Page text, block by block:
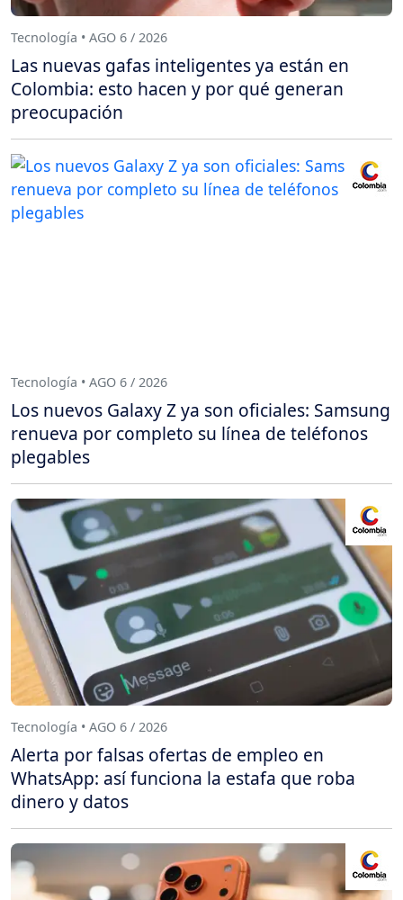
Tecnología • AGO 6 / 2026
Las nuevas gafas inteligentes ya están en
Colombia: esto hacen y por qué generan
preocupación
Tecnología • AGO 6 / 2026
Los nuevos Galaxy Z ya son oficiales: Samsung
renueva por completo su línea de teléfonos
plegables
Tecnología • AGO 6 / 2026
Alerta por falsas ofertas de empleo en
WhatsApp: así funciona la estafa que roba
dinero y datos